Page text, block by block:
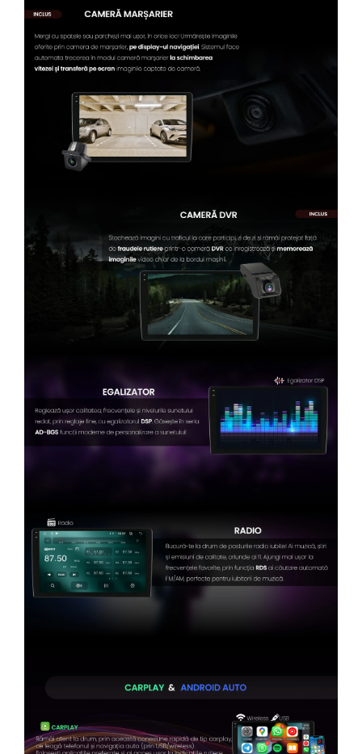
Conectică Renault
Conectică Kia
Conectică Mitsubishi
Lumini ambientale